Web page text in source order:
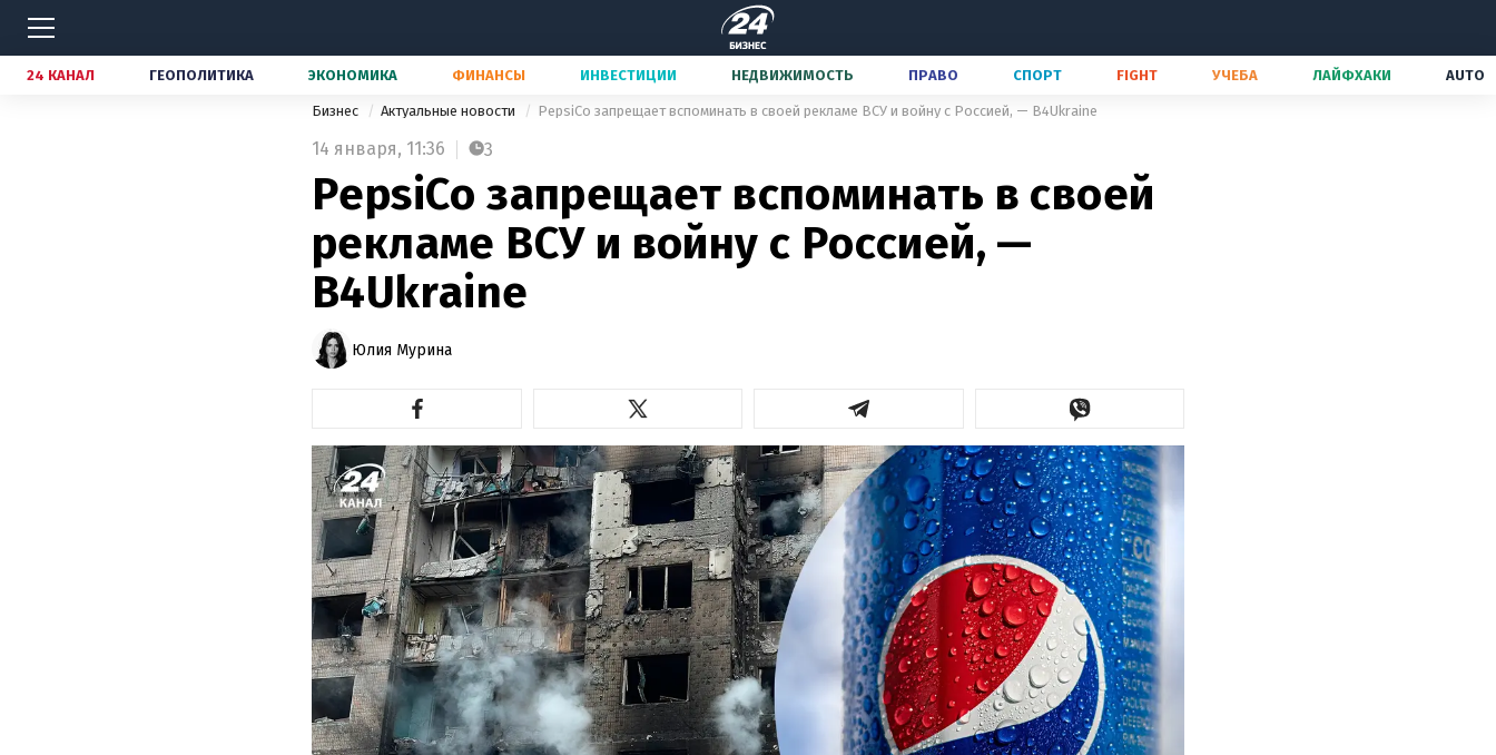
24 КАНАЛ ГЕОПОЛИТИКА ЭКОНОМИКА ФИНАНСЫ ИНВЕСТИЦИИ НЕДВИЖИМОСТЬ ПРАВО СПОРТ FIGHT УЧЕБА ЛАЙФХАКИ AUTO
Бизнес Актуальные новости PepsiCo запрещает вспоминать в своей рекламе ВСУ и войну с Россией, — B4Ukraine
14 января, 11:36 3
PepsiCo запрещает вспоминать в своей
рекламе ВСУ и войну с Россией, —
B4Ukraine
Юлия Мурина